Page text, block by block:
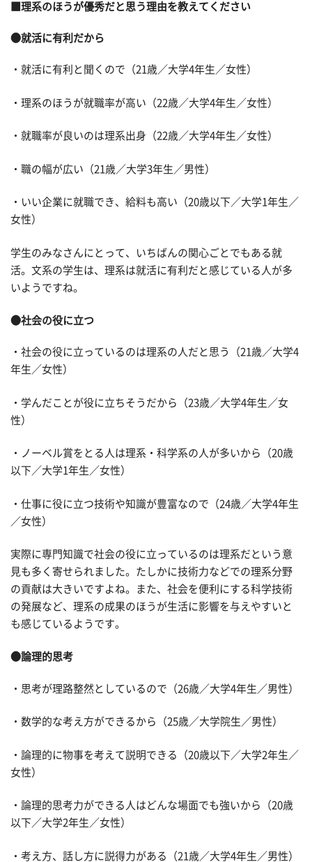
■理系のほうが優秀だと思う理由を教えてください
●就活に有利だから
・就活に有利と聞くので（21歳／大学4年生／女性）
・理系のほうが就職率が高い（22歳／大学4年生／女性）
・就職率が良いのは理系出身（22歳／大学4年生／女性）
・職の幅が広い（21歳／大学3年生／男性）
・いい企業に就職でき、給料も高い（20歳以下／大学1年生／
女性）
学生のみなさんにとって、いちばんの関心ごとでもある就
活。文系の学生は、理系は就活に有利だと感じている人が多
いようですね。
●社会の役に立つ
・社会の役に立っているのは理系の人だと思う（21歳／大学4
年生／女性）
・学んだことが役に立ちそうだから（23歳／大学4年生／女
性）
・ノーベル賞をとる人は理系・科学系の人が多いから（20歳
以下／大学1年生／女性）
・仕事に役に立つ技術や知識が豊富なので（24歳／大学4年生
／女性）
実際に専門知識で社会の役に立っているのは理系だという意
見も多く寄せられました。たしかに技術力などでの理系分野
の貢献は大きいですよね。また、社会を便利にする科学技術
の発展など、理系の成果のほうが生活に影響を与えやすいと
も感じているようです。
●論理的思考
・思考が理路整然としているので（26歳／大学4年生／男性）
・数学的な考え方ができるから（25歳／大学院生／男性）
・論理的に物事を考えて説明できる（20歳以下／大学2年生／
女性）
・論理的思考力ができる人はどんな場面でも強いから（20歳
以下／大学2年生／女性）
・考え方、話し方に説得力がある（21歳／大学4年生／男性）